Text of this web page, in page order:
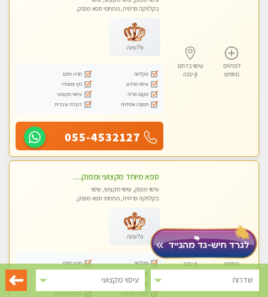
שדרות עיסוי מקצועי
לפרטים
נוספים
עיסוי בדרום
גן יבנה
בקלניקה פרטית, מתחמי ספא מפנק,
פלטינה
מקלחת
חניה חינם
עיסוי מרגיע
נקי ומסודר
מקום פרטי
עיסוי מקצועי
תמונה אמיתית
דוברת עיברית
055-4532127
לפרטים
נוספים
עיסוי בדרום
גן יבנה
ספא מיוחד מקצועי ומפנק באשקלון חדשה מומלץ לחלוטין! כל סוגי העיסויים מעסה מקצועית ואיכותית פרטי!!!
עיסוי מפנק, עיסוי מקצועי, עיסוי
בקלניקה פרטית, מתחמי ספא מפנק,
פלטינה
מקלחת
חניה חינם
עיסוי מרגיע
מקום פרטי
תמונה אמיתית
דוברת עיברית